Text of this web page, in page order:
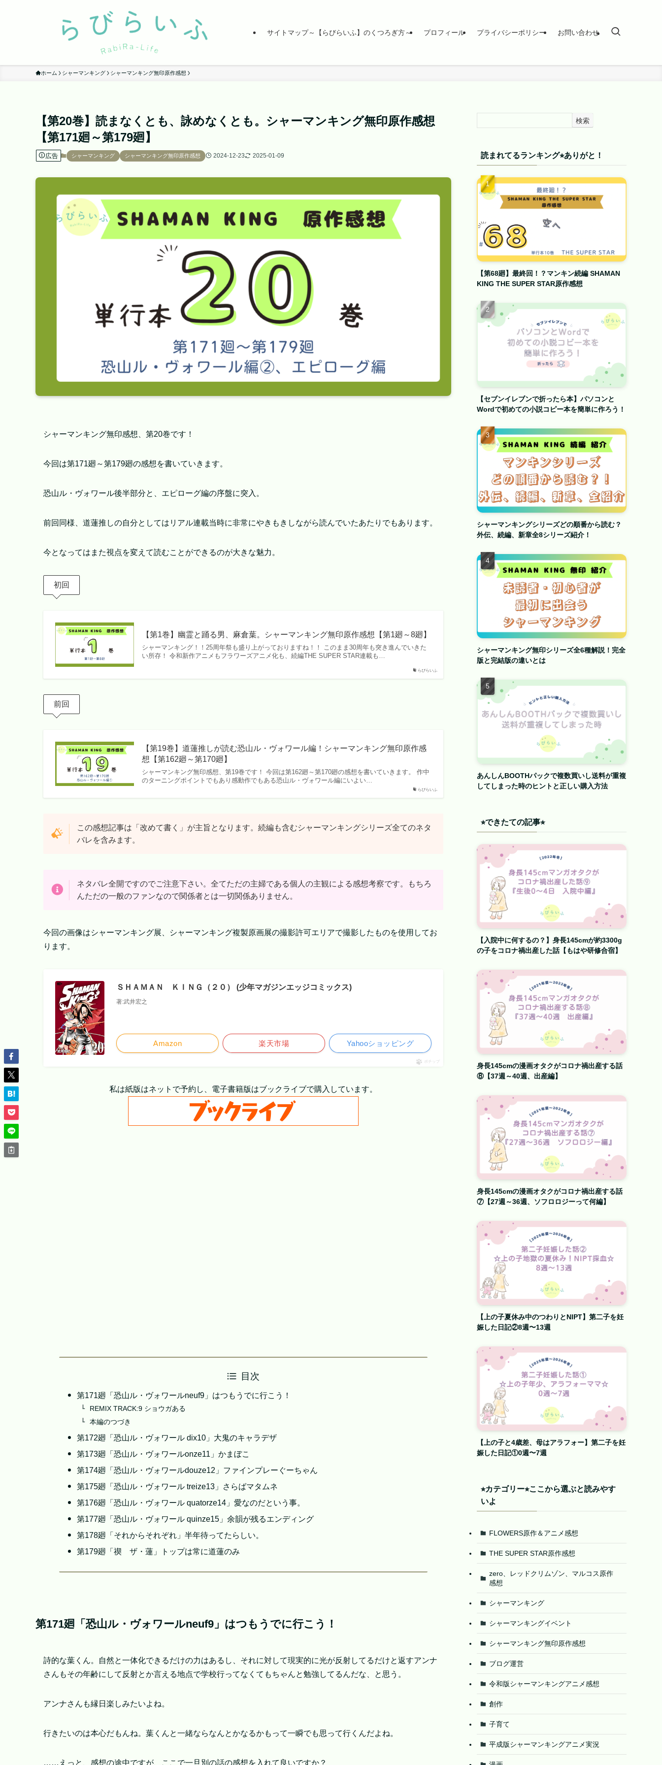
サイトマップ～【らびらいふ】のくつろぎ方～ プロフィール プライバシーポリシー お問い合わせ
ホーム シャーマンキング シャーマンキング無印原作感想
【第20巻】読まなくとも、詠めなくとも。シャーマンキング無印原作感想
【第171廻～第179廻】
広告 シャーマンキング シャーマンキング無印原作感想 2024-12-23 2025-01-09
シャーマンキング無印感想、第20巻です！
今回は第171廻～第179廻の感想を書いていきます。
恐山ル・ヴォワール後半部分と、エピローグ編の序盤に突入。
前回同様、道蓮推しの自分としてはリアル連載当時に非常にやきもきしながら読んでいたあたりでもあります。
今となってはまた視点を変えて読むことができるのが大きな魅力。
初回
らびらいふ
【第1巻】幽霊と踊る男、麻倉葉。シャーマンキング無印原作感想【第1廻～8廻】
シャーマンキング！！25周年祭も盛り上がっておりますね！！ このまま30周年も突き進んでいきた
い所存！ 令和新作アニメもフラワーズアニメ化も、続編THE SUPER STAR連載も…
前回
らびらいふ
【第19巻】道蓮推しが読む恐山ル・ヴォワール編！シャーマンキング無印原作感
想【第162廻～第170廻】
シャーマンキング無印感想、第19巻です！ 今回は第162廻～第170廻の感想を書いていきます。 作中
のターニングポイントでもあり感動作でもある恐山ル・ヴォワール編にいよい…
この感想記事は「改めて書く」が主旨となります。続編も含むシャーマンキングシリーズ全てのネタ
バレを含みます。
ネタバレ全開ですのでご注意下さい。全てただの主婦である個人の主観による感想考察です。もちろ
んただの一般のファンなので関係者とは一切関係ありません。
今回の画像はシャーマンキング展、シャーマンキング複製原画展の撮影許可エリアで撮影したものを使用してお
ります。
ＳＨＡＭＡＮ ＫＩＮＧ（２０） (少年マガジンエッジコミックス)
著:武井宏之
Amazon 楽天市場 Yahooショッピング
ポチップ
私は紙版はネットで予約し、電子書籍版はブックライブで購入しています。
目次
第171廻「恐山ル・ヴォワールneuf9」はつもうでに行こう！
REMIX TRACK:9 ショウガある
本編のつづき
第172廻「恐山ル・ヴォワール dix10」大鬼のキャラデザ
第173廻「恐山ル・ヴォワールonze11」かまぼこ
第174廻「恐山ル・ヴォワールdouze12」ファインプレーぐーちゃん
第175廻「恐山ル・ヴォワール treize13」さらばマタムネ
第176廻「恐山ル・ヴォワール quatorze14」愛なのだという事。
第177廻「恐山ル・ヴォワール quinze15」余韻が残るエンディング
第178廻「それからそれぞれ」半年待ってたらしい。
第179廻「禊 ザ・蓮」トップは常に道蓮のみ
第171廻「恐山ル・ヴォワールneuf9」はつもうでに行こう！
詩的な葉くん。自然と一体化できるだけの力はあるし、それに対して現実的に光が反射してるだけと返すアンナ
さんもその年齢にして反射とか言える地点で学校行ってなくてもちゃんと勉強してるんだな、と思う。
アンナさんも縁日楽しみたいよね。
行きたいのは本心だもんね。葉くんと一緒ならなんとかなるかもって一瞬でも思って行くんだよね。
……えっと、感想の途中ですが、ここで一旦別の話の感想を入れて良いですか？
検索
読まれてるランキング⭐︎ありがと！
【第68廻】最終回！？マンキン続編 SHAMAN
KING THE SUPER STAR原作感想
【セブンイレブンで折ったら本】パソコンと
Wordで初めての小説コピー本を簡単に作ろう！
シャーマンキングシリーズどの順番から読む？
外伝、続編、新章全8シリーズ紹介！
シャーマンキング無印シリーズ全6種解説！完全
版と完結版の違いとは
あんしんBOOTHパックで複数買いし送料が重複
してしまった時のヒントと正しい購入方法
⭐︎できたての記事⭐︎
【入院中に何するの？】身長145cmが約3300g
の子をコロナ禍出産した話【もはや研修合宿】
身長145cmの漫画オタクがコロナ禍出産する話
⑧【37週～40週、出産編】
身長145cmの漫画オタクがコロナ禍出産する話
⑦【27週～36週、ソフロロジーって何編】
【上の子夏休み中のつわりとNIPT】第二子を妊
娠した日記②8週〜13週
【上の子と4歳差、母はアラフォー】第二子を妊
娠した日記①0週〜7週
⭐︎カテゴリー⭐︎ここから選ぶと読みやす
いよ
FLOWERS原作＆アニメ感想
THE SUPER STAR原作感想
zero、レッドクリムゾン、マルコス原作
感想
シャーマンキング
シャーマンキングイベント
シャーマンキング無印原作感想
ブログ運営
令和版シャーマンキングアニメ感想
創作
子育て
平成版シャーマンキングアニメ実況